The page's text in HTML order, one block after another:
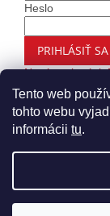
Tento web
tohto webu
informácii tu.
Heslo
PRIHLÁSIŤ SA
Nová registrácia
Copyright